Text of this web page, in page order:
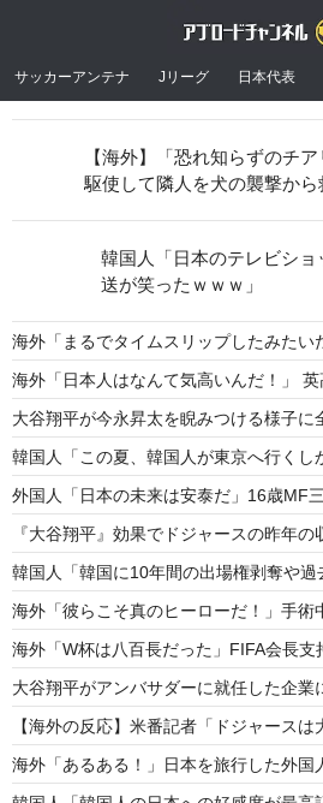
サッカーアンテナ Jリーグ 日本代表
海外「まるでタイムスリップしたみた
海外「日本人はなんて気高いんだ！」
大谷翔平が今永昇太を睨みつける様子
韓国人「この夏、韓国人が東京へ行く
外国人「日本の未来は安泰だ」16歳MF
『大谷翔平』効果でドジャースの昨年
韓国人「韓国に10年間の出場権剥奪や
海外「彼らこそ真のヒーローだ！」手
海外「W杯は八百長だった」FIFA会長
大谷翔平がアンバサダーに就任した企
【海外の反応】米番記者「ドジャース
海外「あるある！」日本を旅行した外
【海外】「恐れ知らずのチ
駆使して隣人を犬の襲撃から
韓国人「日本のテレビシ
送が笑ったｗｗｗ」